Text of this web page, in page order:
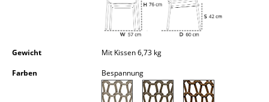
... alle Aufbewahrungsmöbel
Hängeleuchten & Deckenleuchten
Gewicht
Mit Kissen 6,73 kg
Farben
Bespannung